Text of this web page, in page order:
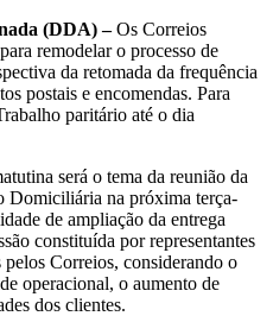
(DDA) –Os Correios
remodelar o processo de
da retomada da frequência
postais e encomendas. Para
paritário até o dia
será o tema da reunião da
Domiciliária na próxima terça-
de ampliação da entrega
constituída por representantes
Correios, considerando o
operacional, o aumento de
dos clientes.